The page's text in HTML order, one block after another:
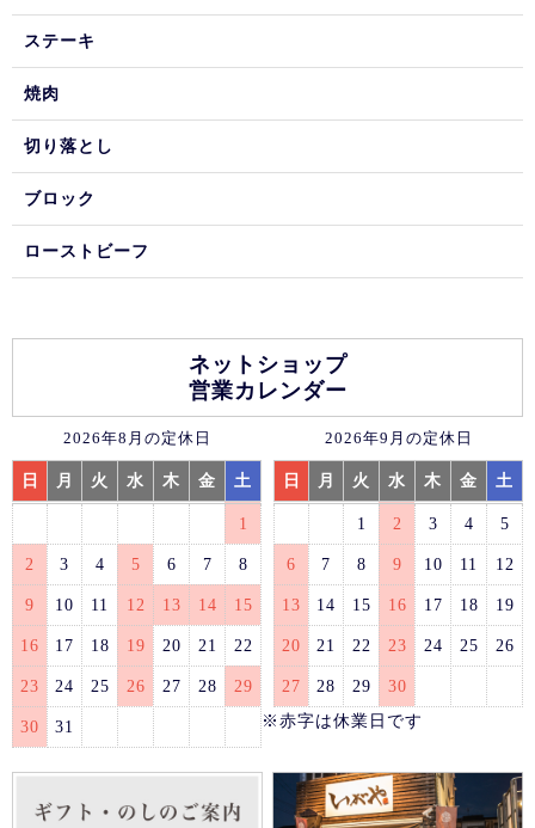
ステーキ
焼肉
切り落とし
ブロック
ローストビーフ
ネットショップ
営業カレンダー
2026年8月の定休日
日 月 火 水 木 金 土
1
2 3 4 5 6 7 8
9 10 11 12 13 14 15
16 17 18 19 20 21 22
23 24 25 26 27 28 29
30 31
2026年9月の定休日
日 月 火 水 木 金 土
1 2 3 4 5
6 7 8 9 10 11 12
13 14 15 16 17 18 19
20 21 22 23 24 25 26
27 28 29
30
※赤字は休業日です